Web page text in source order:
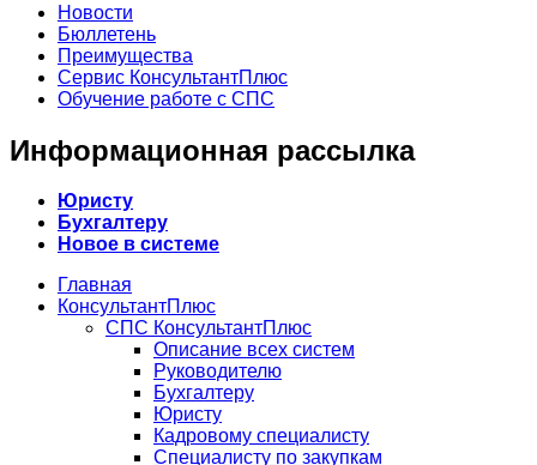
Новости
Бюллетень
Преимущества
Сервис КонсультантПлюс
Обучение работе с СПС
Информационная рассылка
Юристу
Бухгалтеру
Новое в системе
Главная
КонсультантПлюс
СПС КонсультантПлюс
Описание всех систем
Руководителю
Бухгалтеру
Юристу
Кадровому специалисту
Специалисту по закупкам